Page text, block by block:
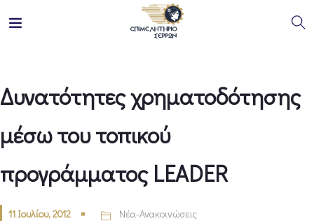
Δυνατότητες χρηματοδότησης
μέσω του τοπικού
προγράμματος LEADER
11 Ιουλίου, 2012 Νέα-Ανακοινώσεις